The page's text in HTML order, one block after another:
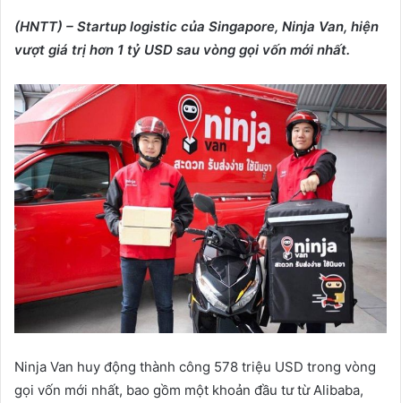
(HNTT) – Startup logistic của Singapore, Ninja Van, hiện
vượt giá trị hơn 1 tỷ USD sau vòng gọi vốn mới nhất.
Ninja Van huy động thành công 578 triệu USD trong vòng
gọi vốn mới nhất, bao gồm một khoản đầu tư từ Alibaba,